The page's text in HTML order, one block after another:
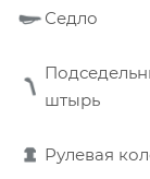
Седло
штырь
Рулевая